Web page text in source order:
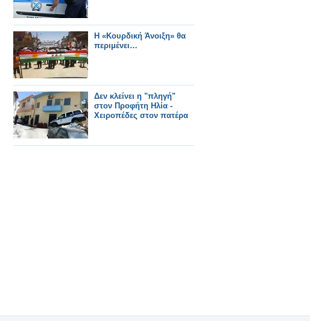
Η «Κουρδική Άνοιξη» θα
περιμένει…
Δεν κλείνει η "πληγή"
στον Προφήτη Ηλία -
Χειροπέδες στον πατέρα